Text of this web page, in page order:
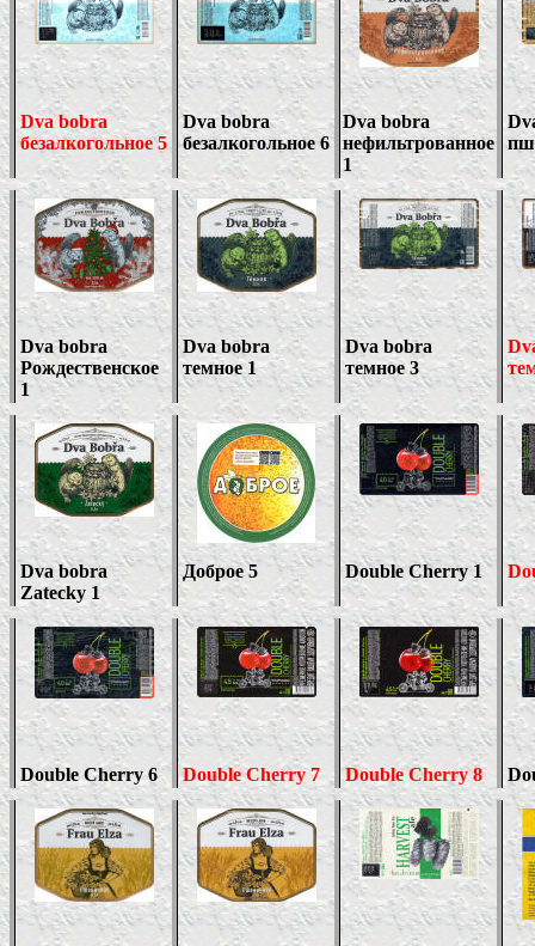
Dva bobra
безалкогольное5
Dva bobra
безалкогольное 6
Dva bobra
нефильтрованное
1
Dva bobra
Рождественское
1
Dva bobra
темное 1
Dva bobra
темное 3
Dva bobra
Zatecky 1
Доброе 5 Double Cherry 1
Double Cherry 6 Double Cherry 7 Double Cherry 8